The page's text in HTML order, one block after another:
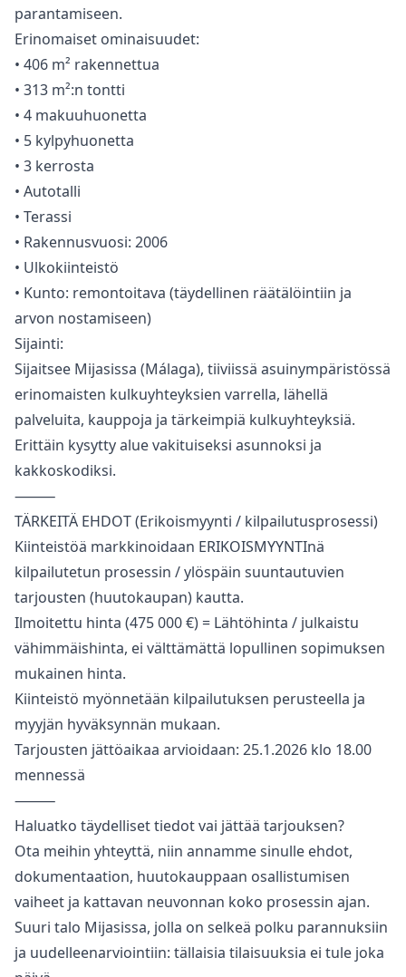
parantamiseen.
Erinomaiset ominaisuudet:
• 406 m² rakennettua
• 313 m²:n tontti
• 4 makuuhuonetta
• 5 kylpyhuonetta
• 3 kerrosta
• Autotalli
• Terassi
• Rakennusvuosi: 2006
• Ulkokiinteistö
• Kunto: remontoitava (täydellinen räätälöintiin ja
arvon nostamiseen)
Sijainti:
Sijaitsee Mijasissa (Málaga), tiiviissä asuinympäristössä
erinomaisten kulkuyhteyksien varrella, lähellä
palveluita, kauppoja ja tärkeimpiä kulkuyhteyksiä.
Erittäin kysytty alue vakituiseksi asunnoksi ja
kakkoskodiksi.
⸻
TÄRKEITÄ EHDOT (Erikoismyynti / kilpailutusprosessi)
Kiinteistöä markkinoidaan ERIKOISMYYNTInä
kilpailutetun prosessin / ylöspäin suuntautuvien
tarjousten (huutokaupan) kautta.
Ilmoitettu hinta (475 000 €) = Lähtöhinta / julkaistu
vähimmäishinta, ei välttämättä lopullinen sopimuksen
mukainen hinta.
Kiinteistö myönnetään kilpailutuksen perusteella ja
myyjän hyväksynnän mukaan.
Tarjousten jättöaikaa arvioidaan: 25.1.2026 klo 18.00
mennessä
⸻
Haluatko täydelliset tiedot vai jättää tarjouksen?
Ota meihin yhteyttä, niin annamme sinulle ehdot,
dokumentaation, huutokauppaan osallistumisen
vaiheet ja kattavan neuvonnan koko prosessin ajan.
Suuri talo Mijasissa, jolla on selkeä polku parannuksiin
ja uudelleenarviointiin: tällaisia tilaisuuksia ei tule joka